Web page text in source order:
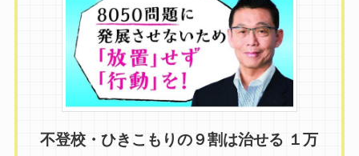
不登校・ひきこもりの９割は治せる １万